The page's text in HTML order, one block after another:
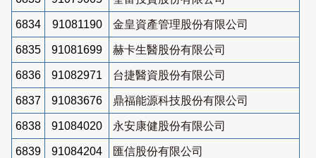
6834 91081190 金皇資產管理股份有限公司
6835 91081699 赫卡生醫股份有限公司
6836 91082971 台捷醫資股份有限公司
6837 91083676 鼎福能源科技股份有限公司
6838 91084020 永安康健股份有限公司
6839 91084204 匯信股份有限公司